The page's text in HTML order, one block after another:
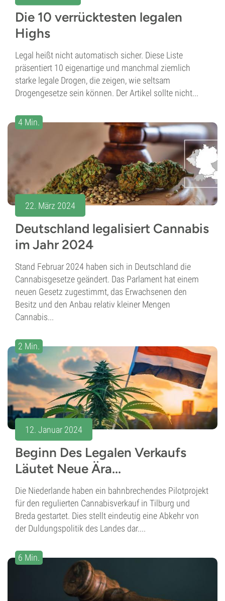
Die 10 verrücktesten legalen
Highs
Legal heißt nicht automatisch sicher. Diese Liste
präsentiert 10 eigenartige und manchmal ziemlich
starke legale Drogen, die zeigen, wie seltsam
Drogengesetze sein können. Der Artikel sollte nicht...
4 Min.
22. März 2024
Deutschland legalisiert Cannabis
im Jahr 2024
Stand Februar 2024 haben sich in Deutschland die
Cannabisgesetze geändert. Das Parlament hat einem
neuen Gesetz zugestimmt, das Erwachsenen den
Besitz und den Anbau relativ kleiner Mengen
Cannabis...
2 Min.
12. Januar 2024
Beginn Des Legalen Verkaufs
Läutet Neue Ära...
Die Niederlande haben ein bahnbrechendes Pilotprojekt
für den regulierten Cannabisverkauf in Tilburg und
Breda gestartet. Dies stellt eindeutig eine Abkehr von
der Duldungspolitik des Landes dar....
6 Min.